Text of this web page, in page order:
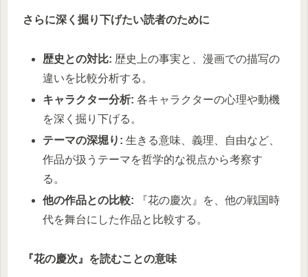
さらに深く掘り下げたい読者のために
歴史との対比: 歴史上の事実と、漫画での描写の
違いを比較分析する。
キャラクター分析: 各キャラクターの心理や動機
を深く掘り下げる。
テーマの深堀り: 生きる意味、義理、自由など、
作品が扱うテーマを哲学的な視点から考察す
る。
他の作品との比較: 『花の慶次』を、他の戦国時
代を舞台にした作品と比較する。
『花の慶次』を読むことの意味